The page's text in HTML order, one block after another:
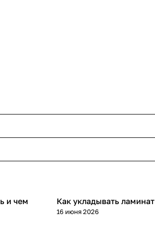
и чем
Напольные покрытия
Как укладывать
16 июня 2026